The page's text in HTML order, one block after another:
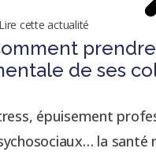
cette actualité
de ses
épuisement
la santé